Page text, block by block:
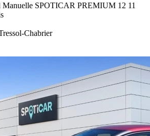
Manuelle SPOTICAR PREMIUM 12 11
Chabrier